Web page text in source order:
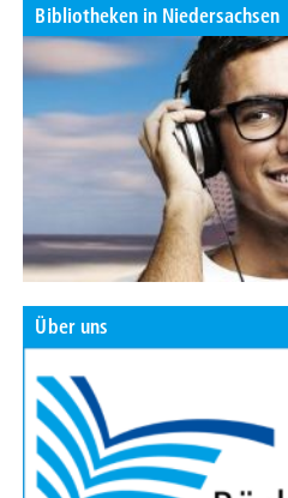
Bibliotheken in Niedersachsen
Über uns